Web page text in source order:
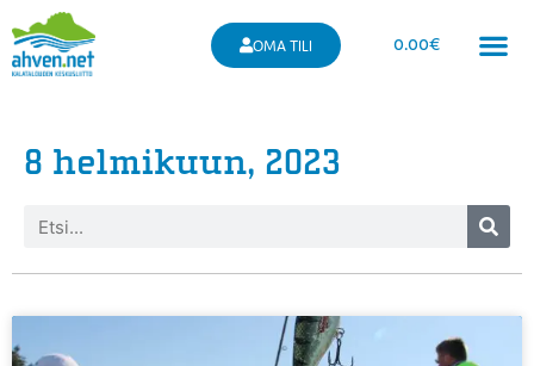
OMA TILI 0.00€
8 helmikuun, 2023